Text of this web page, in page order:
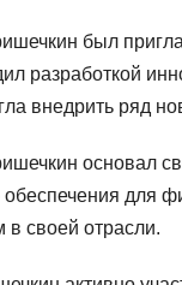
был
разработкой
внедрить ряд
основал
для
в своей отрасли.